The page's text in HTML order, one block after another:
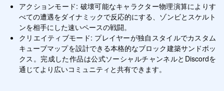
アクションモード: 破壊可能なキャラクター物理演算によりす
べての遭遇をダイナミックで反応的にする、ゾンビとスケルト
ンを相手にした速いペースの戦闘。
クリエイティブモード: プレイヤーが独自スタイルでカスタム
キューブマップを設計できる本格的なブロック建築サンドボッ
クス。完成した作品は公式ソーシャルチャンネルとDiscordを
通じてより広いコミュニティと共有できます。